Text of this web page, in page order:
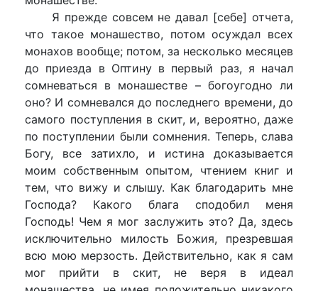
Я прежде совсем не давал [себе] отчета,
что такое монашество, потом осуждал всех
монахов вообще; потом, за несколько месяцев
до приезда в Оптину в первый раз, я начал
сомневаться в монашестве – богоугодно ли
оно? И сомневался до последнего времени, до
самого поступления в скит, и, вероятно, даже
по поступлении были сомнения. Теперь, слава
Богу, все затихло, и истина доказывается
моим собственным опытом, чтением книг и
тем, что вижу и слышу. Как благодарить мне
Господа? Какого блага сподобил меня
Господь! Чем я мог заслужить это? Да, здесь
исключительно милость Божия, презревшая
всю мою мерзость. Действительно, как я сам
мог прийти в скит, не веря в идеал